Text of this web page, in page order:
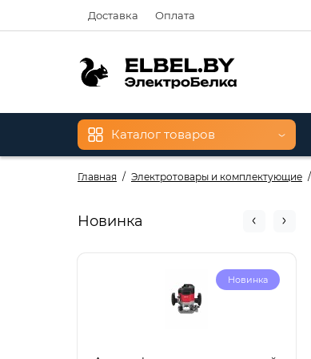
Доставка Оплата
Каталог товаров
Главная Электротовары и комплектующие
Новинка
Новинка